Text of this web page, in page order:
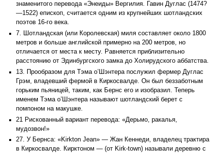
знаменитого перевода «Энеиды» Вергилия. Гавин Дуглас (1474?
—1522) епископ, считается одним из крупнейших шотландских
поэтов 16-го века.
7. Шотландская (или Королевская) миля составляет около 1800
метров и больше английской примерно на 200 метров, но
отличается от места к месту. Равняется приблизительно
расстоянию от Эдинбургского замка до Холирудского аббатства.
13. Прообразом для Тэма о’Шэнтера послужил фермер Дуглас
Грэм, владевший фермой в Киркосвалде. Он был беззаботным
горьким пьяницей, таким, как Бернс его и изобразил. Теперь
именем Тэма о’Шэнтера называют шотландский берет с
помпоном на макушке.
21 Рискованный вариант перевода: «Дерьмо, ракалья,
мудозвон!»
27. У Бернса: «Kirkton Jean» — Жан Кеннеди, владелец трактира
в Киркосвалде. Кирктоном — (от Kirk-town) называли деревню с